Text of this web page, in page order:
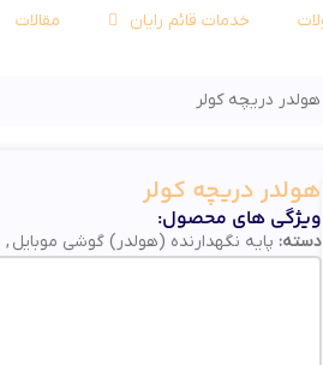
خدمات قائم رایان مقالات
هولدر دریچه کولر
هولدر دریچه کولر
ویژگی های محصول:
دسته: پایه نگهدارنده (هولدر) گوشی موبایل ,